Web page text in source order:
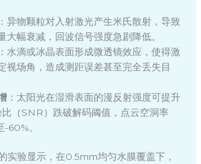
：异物颗粒对入射激光产生米氏散射，导致
大幅衰减，回波信号强度急剧降低。
：水滴或冰晶表面形成微透镜效应，使得激
视场角，造成测距误差甚至完全丢失目
：太阳光在湿滑表面的漫反射强度可提升
（SNR）跌破解码阈值，点云空洞率
-60%。
实验显示，在0.5mm均匀水膜覆盖下，